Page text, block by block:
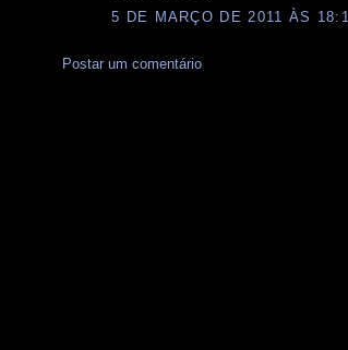
5 DE MARÇO DE 2011 ÀS
Postar um comentário